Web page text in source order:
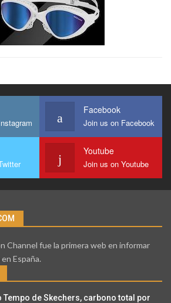
Facebook
Join us on Facebook
Youtube
Join us on Youtube
Channel fue la primera web en informar
España.
Tempo de Skechers, carbono total por